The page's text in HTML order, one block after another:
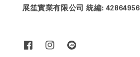
展笙實業有限公司 統編: 42864956